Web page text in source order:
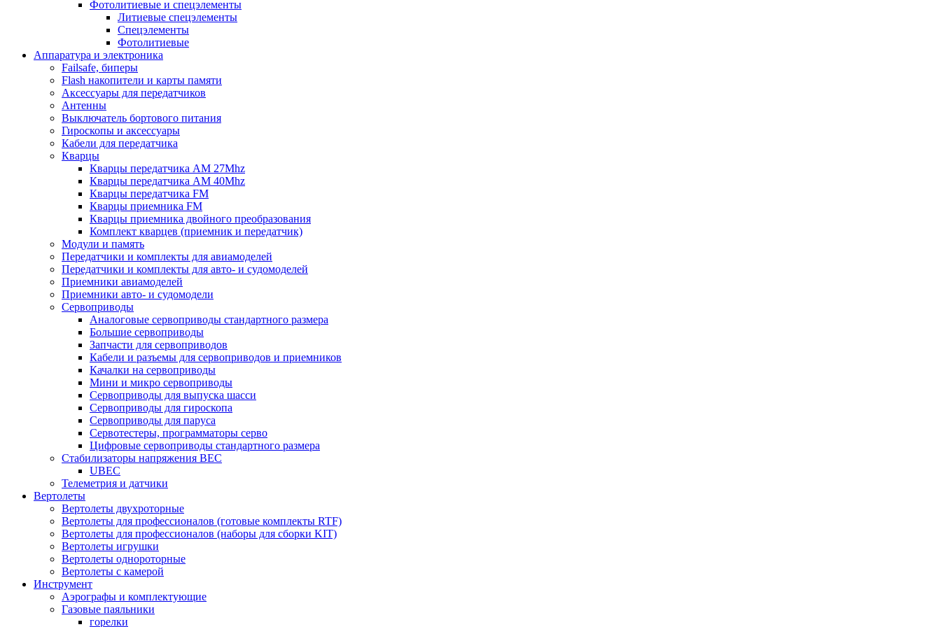
Фотолитиевые и спецэлементы
Литиевые спецэлементы
Спецэлементы
Фотолитиевые
Аппаратура и электроника
Failsafe, биперы
Flash накопители и карты памяти
Аксессуары для передатчиков
Антенны
Выключатель бортового питания
Гироскопы и аксессуары
Кабели для передатчика
Кварцы
Кварцы передатчика AM 27Mhz
Кварцы передатчика AM 40Mhz
Кварцы передатчика FM
Кварцы приемника FM
Кварцы приемника двойного преобразования
Комплект кварцев (приемник и передатчик)
Модули и память
Передатчики и комплекты для авиамоделей
Передатчики и комплекты для авто- и судомоделей
Приемники авиамоделей
Приемники авто- и судомодели
Сервоприводы
Аналоговые сервоприводы стандартного размера
Большие сервоприводы
Запчасти для сервоприводов
Кабели и разъемы для сервоприводов и приемников
Качалки на сервоприводы
Мини и микро сервоприводы
Сервоприводы для выпуска шасси
Сервоприводы для гироскопа
Сервоприводы для паруса
Сервотестеры, программаторы серво
Цифровые сервоприводы стандартного размера
Стабилизаторы напряжения BEC
UBEC
Телеметрия и датчики
Вертолеты
Вертолеты двухроторные
Вертолеты для профессионалов (готовые комплекты RTF)
Вертолеты для профессионалов (наборы для сборки KIT)
Вертолеты игрушки
Вертолеты однороторные
Вертолеты с камерой
Инструмент
Аэрографы и комплектующие
Газовые паяльники
горелки